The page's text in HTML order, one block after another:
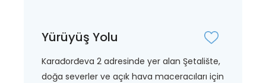
Yürüyüş Yolu
Karađorđeva 2 adresinde yer alan Şetalište,
doğa severler ve açık hava maceracıları için